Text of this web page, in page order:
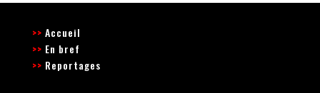
>> Accueil
>> En bref
>> Reportages